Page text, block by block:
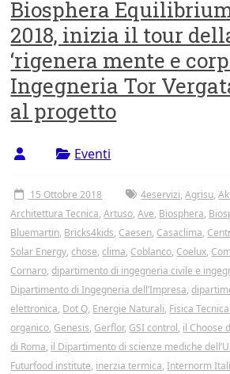
Biosphera
2018, inizia il tour
‘rigenera mente e
Ingegneria Tor
al progetto
Eventi
15 Ottobre 2018 4eservizi,Agrisu,
Architettura Tecnica,Artuso,Ave, Biosphera,
Bluemartin, Bricks4kids, Caesen, Casaclima,
Solar Energy,chose,clima, Coblanco, Coelux,
Cornaro,dipartimento di ingegneria civile e
Dipartimento di Ingegneria dell’Impresa,
elettronica, Dot Q, Energie Naturali, Fisica
organico, Genesis, Gerflor, GSI control, il Choose
di Roma, il Dipartimento di scienze mediche
Futurfood institute, inerzia termica,Internorm